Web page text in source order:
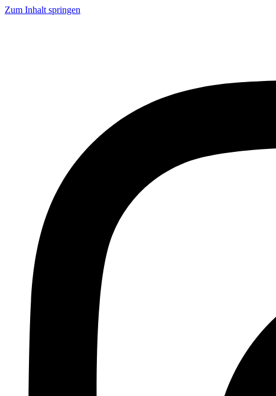
Zum Inhalt springen